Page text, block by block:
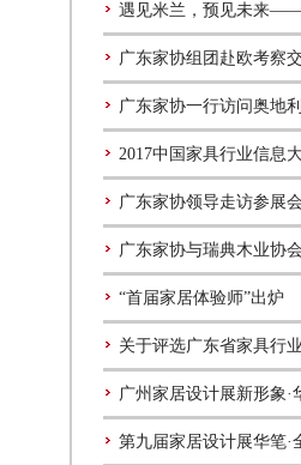
遇见米兰，预见未来——
广东家协组团赴欧考察
广东家协一行访问奥地
2017中国家具行业信息
广东家协领导走访参展
广东家协与瑞典木业协
“首届家居体验师”出炉
关于评选广东省家具行
广州家居设计展新形象
第九届家居设计展华笔·